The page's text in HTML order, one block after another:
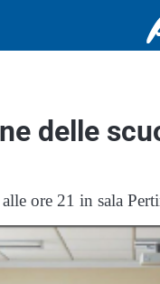
delle
ore 21 in sala